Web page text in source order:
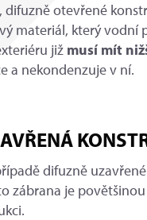
difuzně otevřené
materiál, který vodní
již musí mít
a nekondenzuje v ní.
difuzně
zábrana je